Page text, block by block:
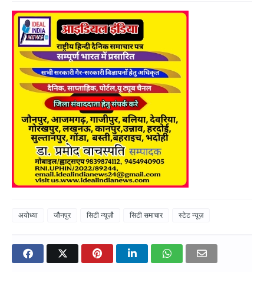
अयोध्या जौनपुर सिटी न्यूज़ौ सिटी समाचार स्टेट न्यूज़